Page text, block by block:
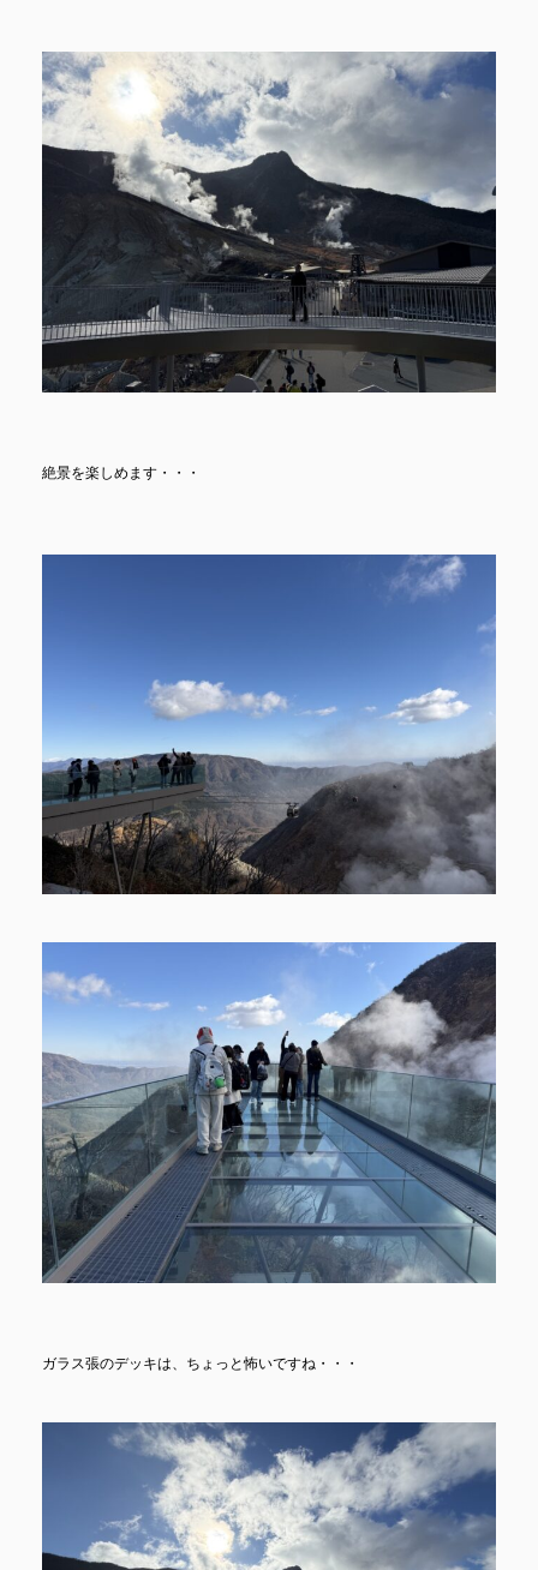
絶景を楽しめます・・・
ガラス張のデッキは、ちょっと怖いですね・・・